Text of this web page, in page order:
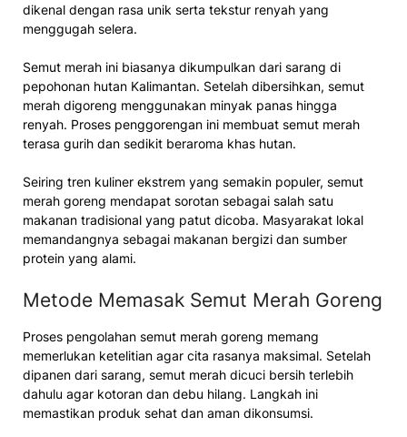
dikenal dengan rasa unik serta tekstur renyah yang
menggugah selera.
Semut merah ini biasanya dikumpulkan dari sarang di
pepohonan hutan Kalimantan. Setelah dibersihkan, semut
merah digoreng menggunakan minyak panas hingga
renyah. Proses penggorengan ini membuat semut merah
terasa gurih dan sedikit beraroma khas hutan.
Seiring tren kuliner ekstrem yang semakin populer, semut
merah goreng mendapat sorotan sebagai salah satu
makanan tradisional yang patut dicoba. Masyarakat lokal
memandangnya sebagai makanan bergizi dan sumber
protein yang alami.
Metode Memasak Semut Merah Goreng
Proses pengolahan semut merah goreng memang
memerlukan ketelitian agar cita rasanya maksimal. Setelah
dipanen dari sarang, semut merah dicuci bersih terlebih
dahulu agar kotoran dan debu hilang. Langkah ini
memastikan produk sehat dan aman dikonsumsi.